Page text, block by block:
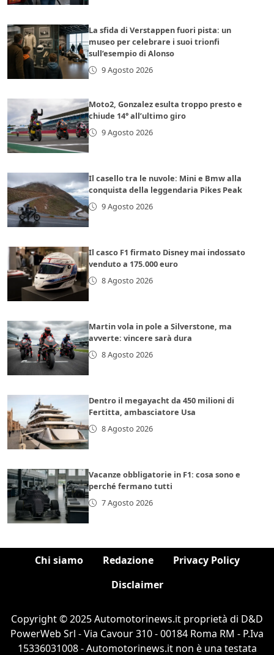
La sfida di Verstappen fuori pista: un
museo per celebrare i suoi trionfi
sull’esempio di Alonso
9 Agosto 2026
Moto2, Gonzalez esulta troppo presto e
chiude 14° all’ultimo giro
9 Agosto 2026
Il casello tra le nuvole: Mini e Bmw alla
conquista della leggendaria Pikes Peak
9 Agosto 2026
Il casco F1 firmato Disney mai indossato
venduto a 175.000 euro
8 Agosto 2026
Martin vola in pole a Silverstone, ma
avverte: vincere sarà dura
8 Agosto 2026
Dentro il megayacht da 450 milioni di
Fertitta, ambasciatore Usa
8 Agosto 2026
Vacanze obbligatorie in F1: cosa sono e
perché fermano tutti
7 Agosto 2026
Chi siamo Redazione
Privacy Policy
Disclaimer
Copyright © 2025 Automotorinews.it proprietà di D&D
PowerWeb Srl - Via Cavour 310 - 00184 Roma RM - P.Iva
15336031008 - Automotorinews.it non è una testata